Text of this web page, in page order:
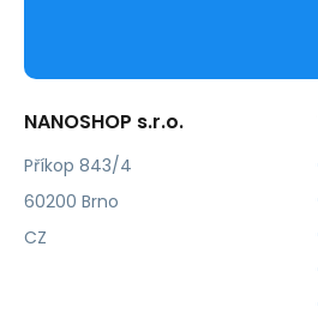
NANOSHOP s.r.o.
Příkop 843/4
60200 Brno
CZ